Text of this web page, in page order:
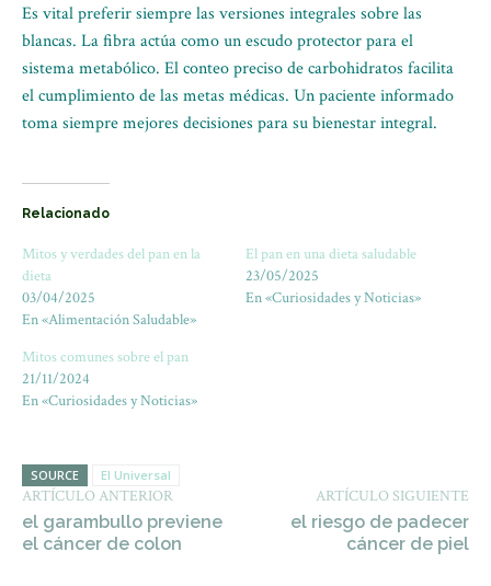
Es vital preferir siempre las versiones integrales sobre las
blancas. La fibra actúa como un escudo protector para el
sistema metabólico. El conteo preciso de carbohidratos facilita
el cumplimiento de las metas médicas. Un paciente informado
toma siempre mejores decisiones para su bienestar integral.
Relacionado
Mitos y verdades del pan en la
dieta
03/04/2025
En «Alimentación Saludable»
El pan en una dieta saludable
23/05/2025
En «Curiosidades y Noticias»
Mitos comunes sobre el pan
21/11/2024
En «Curiosidades y Noticias»
SOURCE El Universal
ARTÍCULO ANTERIOR
el garambullo previene
el cáncer de colon
ARTÍCULO SIGUIENTE
el riesgo de padecer
cáncer de piel